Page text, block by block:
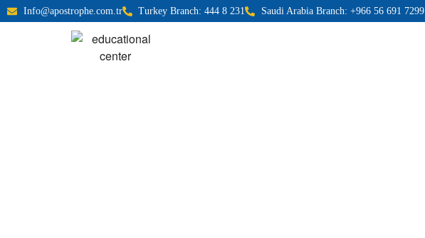
Info@apostrophe.com.tr Turkey Branch: 444 8 231 Saudi Arabia Branch: +966 56 691 7299